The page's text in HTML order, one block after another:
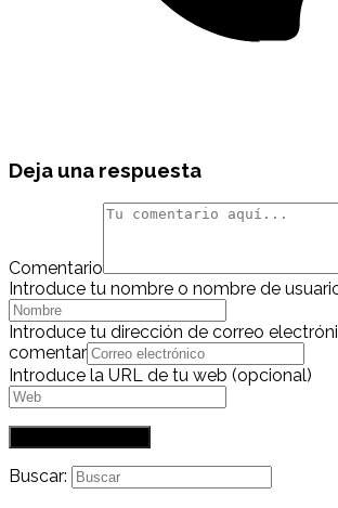
Deja una respuesta
Comentario
Introduce tu nombre o nombre de
Introduce tu dirección de correo
comentar
Introduce la URL de tu web (opcional)
Buscar: